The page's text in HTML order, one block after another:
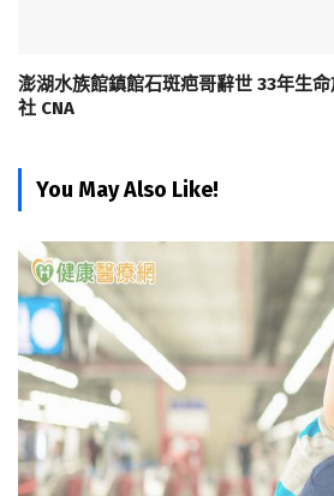
澎湖水族館鎮館石斑疤哥辭世 33年生
社 CNA
You May Also Like!